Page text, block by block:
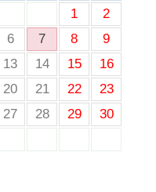
1
2
6 7 8
9
13 14 15
16
20 21 22
23
27 28 29
30